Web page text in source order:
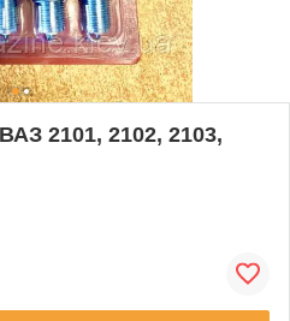
2101, 2102, 2103,